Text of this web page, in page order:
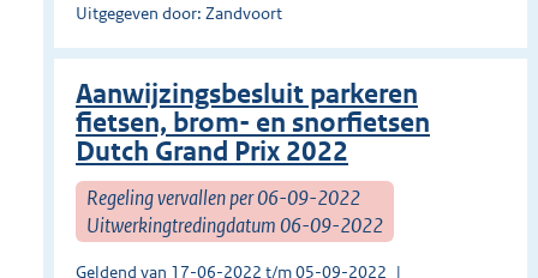
Uitgegeven door: Zandvoort
Aanwijzingsbesluit parkeren
fietsen, brom- en snorfietsen
Dutch Grand Prix 2022
Regeling vervallen per 06-09-2022
Uitwerkingtredingdatum 06-09-2022
Geldend van 17-06-2022 t/m 05-09-2022